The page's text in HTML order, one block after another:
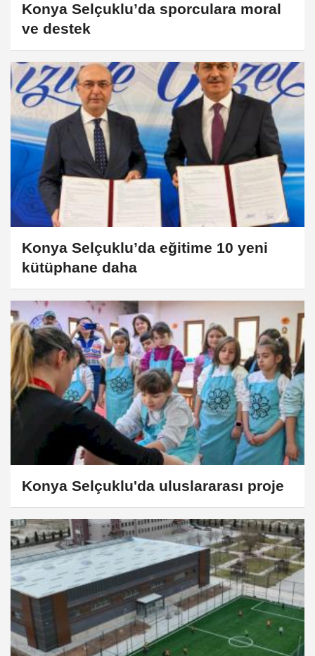
Konya Selçuklu’da sporculara moral
ve destek
Konya Selçuklu’da eğitime 10 yeni
kütüphane daha
Konya Selçuklu'da uluslararası proje